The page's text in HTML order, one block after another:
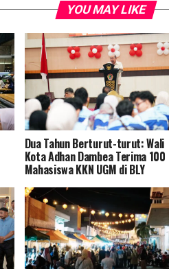
YOU MAY LIKE
Dua Tahun Berturut-turut: Wali
Kota Adhan Dambea Terima 100
Mahasiswa KKN UGM di BLY